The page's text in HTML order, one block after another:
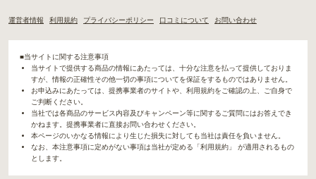
運営者情報 利用規約 プライバシーポリシー 口コミについて お問い合わせ
■当サイトに関する注意事項
当サイトで提供する商品の情報にあたっては、十分な注意を払って提供しておりま
すが、情報の正確性その他一切の事項についてを保証をするものではありません。
お申込みにあたっては、提携事業者のサイトや、利用規約をご確認の上、ご自身で
ご判断ください。
当社では各商品のサービス内容及びキャンペーン等に関するご質問にはお答えでき
かねます。提携事業者に直接お問い合わせください。
本ページのいかなる情報により生じた損失に対しても当社は責任を負いません。
なお、本注意事項に定めがない事項は当社が定める「利用規約」 が適用されるもの
とします。